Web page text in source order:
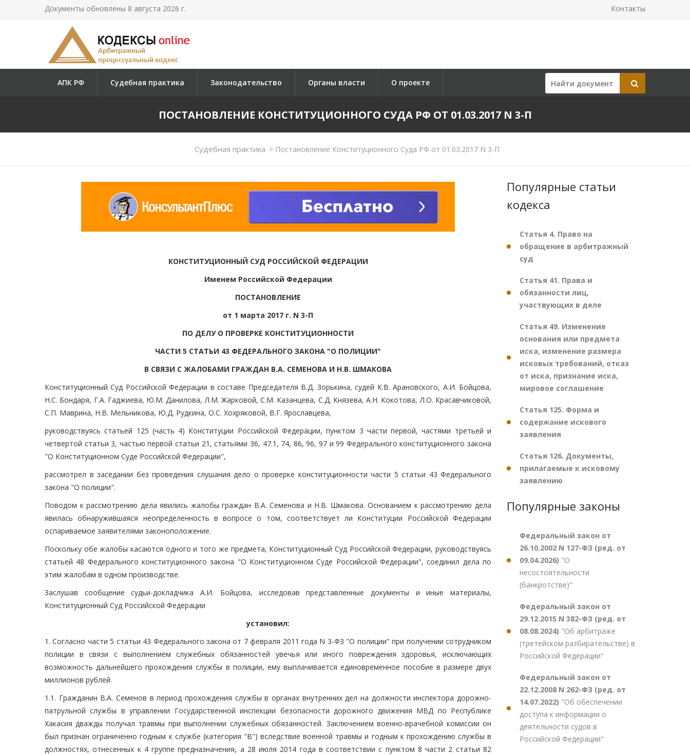
Документы обновлены 8 августа 2026 г. Контакты
АПК РФ Судебная практика Законодательство Органы власти О проекте
ПОСТАНОВЛЕНИЕ КОНСТИТУЦИОННОГО СУДА РФ ОТ 01.03.2017 N 3-П
Судебная практика >Постановление Конституционного Суда РФ от 01.03.2017 N 3-П
КОНСТИТУЦИОННЫЙ СУД РОССИЙСКОЙ ФЕДЕРАЦИИ
Именем Российской Федерации
ПОСТАНОВЛЕНИЕ
от 1 марта 2017 г. N 3-П
ПО ДЕЛУ О ПРОВЕРКЕ КОНСТИТУЦИОННОСТИ
ЧАСТИ 5 СТАТЬИ 43 ФЕДЕРАЛЬНОГО ЗАКОНА "О ПОЛИЦИИ"
В СВЯЗИ С ЖАЛОБАМИ ГРАЖДАН В.А. СЕМЕНОВА И Н.В. ШМАКОВА
Конституционный Суд Российской Федерации в составе Председателя В.Д. Зорькина, судей К.В. Арановского, А.И. Бойцова,
Н.С. Бондаря, Г.А. Гаджиева, Ю.М. Данилова, Л.М. Жарковой, С.М. Казанцева, С.Д. Князева, А.Н. Кокотова, Л.О. Красавчиковой,
С.П. Маврина, Н.В. Мельникова, Ю.Д. Рудкина, О.С. Хохряковой, В.Г. Ярославцева,
руководствуясь статьей 125 (часть 4) Конституции Российской Федерации, пунктом 3 части первой, частями третьей и
четвертой статьи 3, частью первой статьи 21, статьями 36, 47.1, 74, 86, 96, 97 и 99 Федерального конституционного закона
"О Конституционном Суде Российской Федерации",
рассмотрел в заседании без проведения слушания дело о проверке конституционности части 5 статьи 43 Федерального
закона "О полиции".
Поводом к рассмотрению дела явились жалобы граждан В.А. Семенова и Н.В. Шмакова. Основанием к рассмотрению дела
явилась обнаружившаяся неопределенность в вопросе о том, соответствует ли Конституции Российской Федерации
оспариваемое заявителями законоположение.
Поскольку обе жалобы касаются одного и того же предмета, Конституционный Суд Российской Федерации, руководствуясь
статьей 48 Федерального конституционного закона "О Конституционном Суде Российской Федерации", соединил дела по
этим жалобам в одном производстве.
Заслушав сообщение судьи-докладчика А.И. Бойцова, исследовав представленные документы и иные материалы,
Конституционный Суд Российской Федерации
установил:
1. Согласно части 5 статьи 43 Федерального закона от 7 февраля 2011 года N 3-ФЗ "О полиции" при получении сотрудником
полиции в связи с выполнением служебных обязанностей увечья или иного повреждения здоровья, исключающих
возможность дальнейшего прохождения службы в полиции, ему выплачивается единовременное пособие в размере двух
миллионов рублей.
1.1. Гражданин В.А. Семенов в период прохождения службы в органах внутренних дел на должности инспектора дорожно-
патрульной службы в управлении Государственной инспекции безопасности дорожного движения МВД по Республике
Хакасия дважды получал травмы при выполнении служебных обязанностей. Заключением военно-врачебной комиссии он
был признан ограниченно годным к службе (категория "В") вследствие военной травмы и годным к прохождению службы в
должностях, отнесенных к 4 группе предназначения, а 28 июля 2014 года в соответствии с пунктом 8 части 2 статьи 82
Популярные статьи
кодекса
Статья 4. Право на
обращение в арбитражный
суд
Статья 41. Права и
обязанности лиц,
участвующих в деле
Статья 49. Изменение
основания или предмета
иска, изменение размера
исковых требований, отказ
от иска, признание иска,
мировое соглашение
Статья 125. Форма и
содержание искового
заявления
Статья 126. Документы,
прилагаемые к исковому
заявлению
Популярные законы
Федеральный закон от
26.10.2002 N 127-ФЗ (ред. от
09.04.2026) "О
несостоятельности
(банкротстве)"
Федеральный закон от
29.12.2015 N 382-ФЗ (ред. от
08.08.2024) "Об арбитраже
(третейском разбирательстве) в
Российской Федерации"
Федеральный закон от
22.12.2008 N 262-ФЗ (ред. от
14.07.2022) "Об обеспечении
доступа к информации о
деятельности судов в
Российской Федерации"